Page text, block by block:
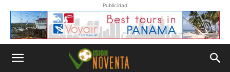
Publicidad